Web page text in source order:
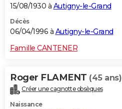
15/08/1930 à Autigny-le-Grand
Décès
06/04/1996 à Autigny-le-Grand
Famille CANTENER
Roger FLAMENT (45 ans)
Créer une cagnotte obsèques
Naissance